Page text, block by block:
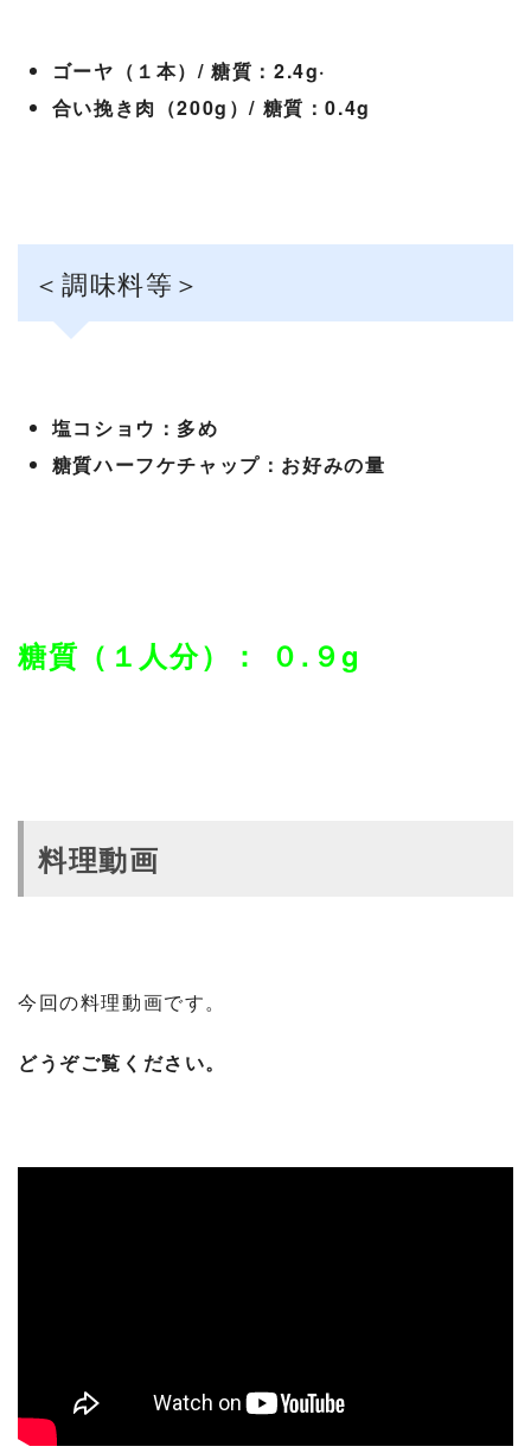
ゴーヤ（１本）/ 糖質：2.4g·
合い挽き肉（200g）/ 糖質：0.4g
＜調味料等＞
塩コショウ：多め
糖質ハーフケチャップ：お好みの量
糖質（１人分）： ０.９g
料理動画
今回の料理動画です。
どうぞご覧ください。